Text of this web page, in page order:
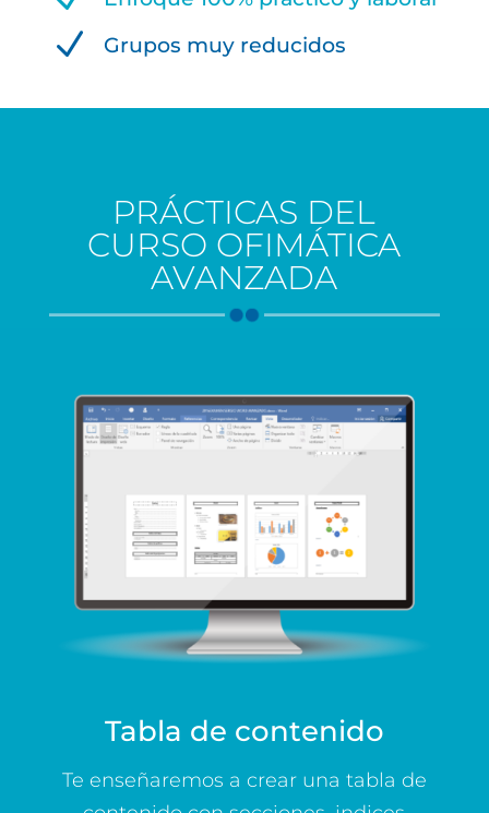
N Grupos muy reducidos
PRÁCTICAS DEL
CURSO OFIMÁTICA
AVANZADA
Tabla de contenido
Te enseñaremos a crear una tabla de